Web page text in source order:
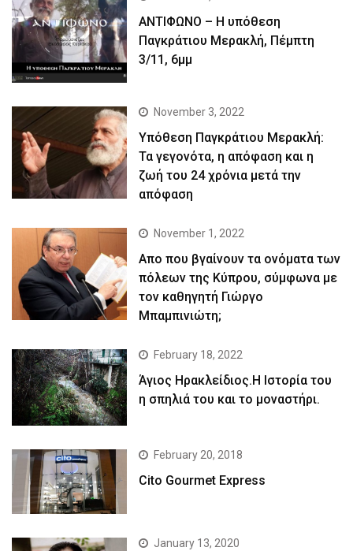
ΑΝΤΙΦΩΝΟ – Η υπόθεση
Παγκράτιου Μερακλή, Πέμπτη
3/11, 6μμ
November 3, 2022
Yπόθεση Παγκράτιου Μερακλή:
Τα γεγονότα, η απόφαση και η
ζωή του 24 χρόνια μετά την
απόφαση
November 1, 2022
Απο που βγαίνουν τα ονόματα των
πόλεων της Κύπρου, σύμφωνα με
τον καθηγητή Γιώργο
Μπαμπινιώτη;
February 18, 2022
Άγιος Ηρακλείδιος.Η Ιστορία του
η σπηλιά του και το μοναστήρι.
February 20, 2018
Cito Gourmet Express
January 13, 2020